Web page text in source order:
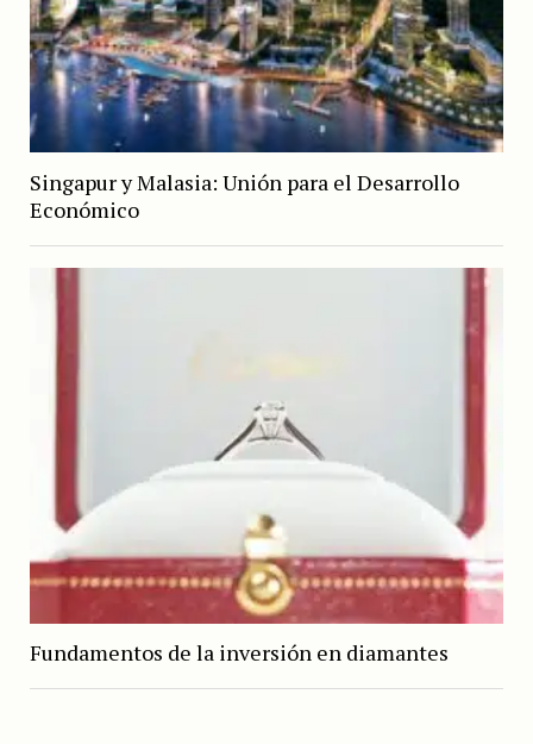
Singapur y Malasia: Unión para el Desarrollo
Económico
Fundamentos de la inversión en diamantes